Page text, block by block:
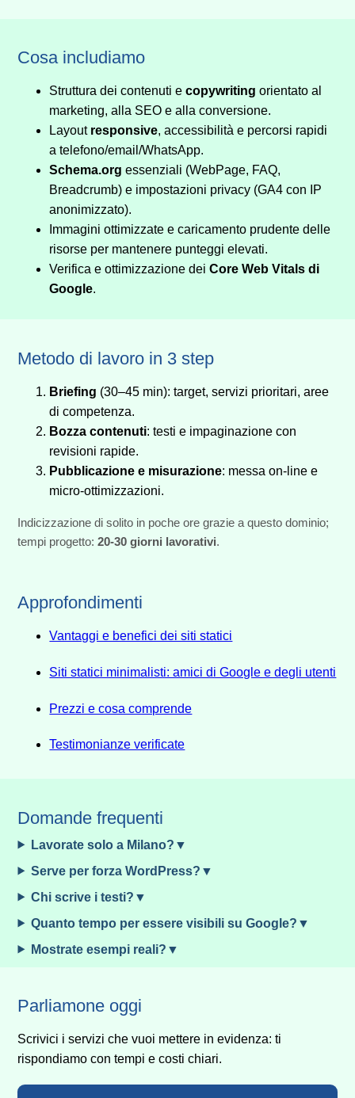
Cosa includiamo
Struttura dei contenuti ecopywriting orientato al
marketing, alla SEO e alla conversione.
Layout responsive, accessibilità e percorsi rapidi
a telefono/email/WhatsApp.
Schema.org essenziali (WebPage, FAQ,
Breadcrumb) e impostazioni privacy (GA4 con IP
anonimizzato).
Immagini ottimizzate e caricamento prudente delle
risorse per mantenere punteggi elevati.
Verifica e ottimizzazione deiCore Web Vitals di
Google.
Metodo di lavoro in 3 step
Briefing (30–45 min): target, servizi prioritari, aree
di competenza.
Bozza contenuti: testi e impaginazione con
revisioni rapide.
Pubblicazione e misurazione: messa on‑line e
micro‑ottimizzazioni.
Indicizzazione di solito in poche ore grazie a questo dominio;
tempi progetto:20-30 giorni lavorativi.
Approfondimenti
Vantaggi e benefici dei siti statici
Siti statici minimalisti: amici di Google e degli utenti
Prezzi e cosa comprende
Testimonianze verificate
Domande frequenti
Lavorate solo a Milano?
Serve per forza WordPress?
Chi scrive i testi?
Quanto tempo per essere visibili su Google?
Mostrate esempi reali?
Parliamone oggi
Scrivici i servizi che vuoi mettere in evidenza: ti
rispondiamo con tempi e costi chiari.